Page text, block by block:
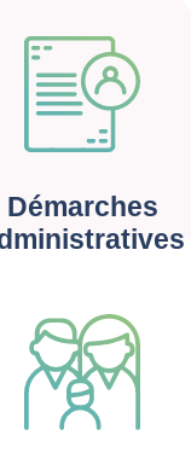
Démarches